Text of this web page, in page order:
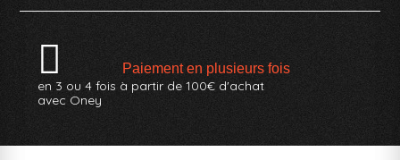
Paiement en plusieurs fois
en 3 ou 4 fois à partir de 100€ d'achat
avec Oney